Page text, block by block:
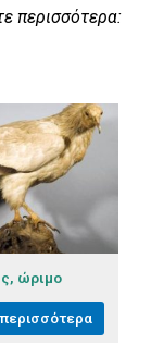
περισσότερα:
ώριμο